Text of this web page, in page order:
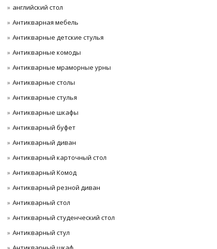
английский стол
Антикварная мебель
Антикварные детские стулья
Антикварные комоды
Антикварные мраморные урны
Антикварные столы
Антикварные стулья
Антикварные шкафы
Антикварный буфет
Антикварный диван
Антикварный карточный стол
Антикварный Комод
Антикварный резной диван
Антикварный стол
Антикварный студенческий стол
Антикварный стул